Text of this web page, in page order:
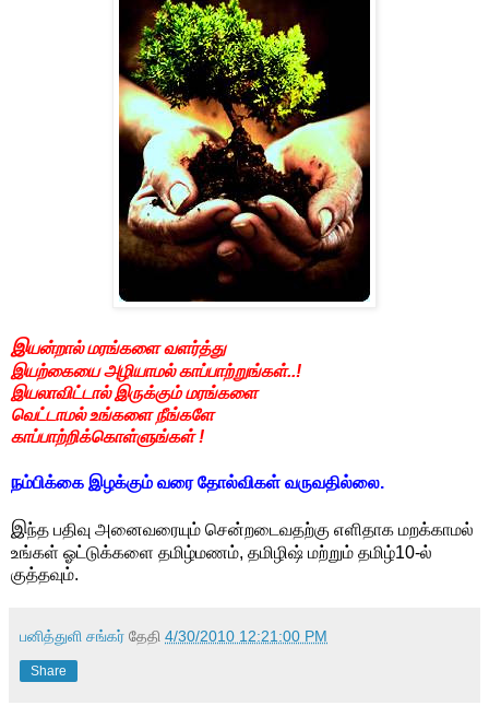
இயன்றால் மரங்களை வளர்த்து
இயற்கையை அழியாமல் காப்பாற்றுங்கள்..!
இயலாவிட்டால் இருக்கும் மரங்களை
வெட்டாமல் உங்களை நீங்களே
காப்பாற்றிக்கொள்ளுங்கள் !
நம்பிக்கை இழக்கும் வரை தோல்விகள் வருவதில்லை.
இந்த பதிவு அனைவரையும் சென்றடைவதற்கு எளிதாக மறக்காமல்
உங்கள் ஓட்டுக்களை தமிழ்மணம், தமிழிஷ் மற்றும் தமிழ்10-ல்
குத்தவும்.
பனித்துளி சங்கர் தேதி 4/30/2010 12:21:00 PM
Share